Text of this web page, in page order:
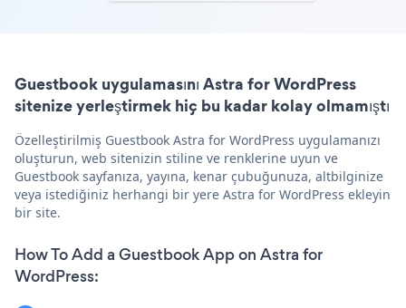
Guestbook uygulamasını Astra for WordPress
sitenize yerleştirmek hiç bu kadar kolay olmamıştı
Özelleştirilmiş Guestbook Astra for WordPress uygulamanızı
oluşturun, web sitenizin stiline ve renklerine uyun ve
Guestbook sayfanıza, yayına, kenar çubuğunuza, altbilginize
veya istediğiniz herhangi bir yere Astra for WordPress ekleyin
bir site.
How To Add a Guestbook App on Astra for
WordPress: